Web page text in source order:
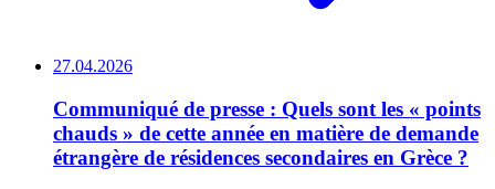
27.04.2026
Communiqué de presse : Quels sont les « points
chauds » de cette année en matière de demande
étrangère de résidences secondaires en Grèce ?